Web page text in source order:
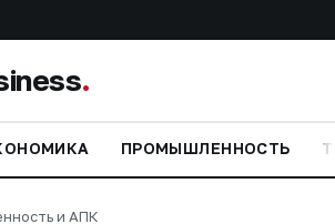
.
ПРОМЫШЛЕННОСТЬ
и АПК